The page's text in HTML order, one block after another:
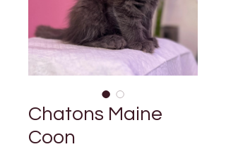
Chatons Maine
Coon